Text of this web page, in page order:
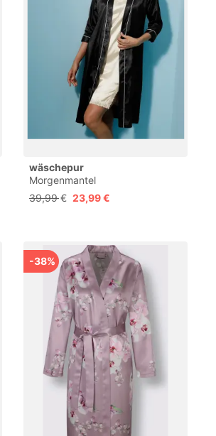
wäschepur
Morgenmantel
39,99 € 23,99 €
-38%